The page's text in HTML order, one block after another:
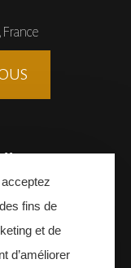
Youtube
fins de
et de
d’améliorer